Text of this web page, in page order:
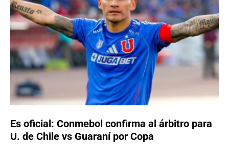
Es oficial: Conmebol confirma al árbitro para
U. de Chile vs Guaraní por Copa